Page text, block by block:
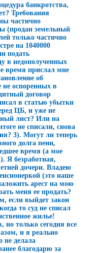
банкротства,
Требования
частично
(продан земельный
только частично
на 1040000
подать
в недополученных
время прислал мне
об
не оспоренных в
договор
в статью убытки
ЦБ, и уже не
лист? Или на
не списали, снова
3). Могут ли теперь
долга пени,
время (а мое
Я безработная,
дочери. Владею
(это наше
арест на мою
меня ее продать?
если выйдет закон
то суд не списал
жилье!
но только сегодня все
и я реально
не делала
благодарю за